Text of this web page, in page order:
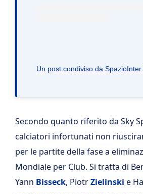
Secondo quanto riferito da Sky
calciatori infortunati non
per le partite della fase a
Mondiale per Club. Si tratta di
Yann Bisseck, PiotrZielinski e